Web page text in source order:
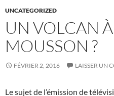
UNCATEGORIZED
UN VOLCAN
MOUSSON ?
FÉVRIER 2, 2016 LAISSER UN
Le sujet de l’émission de